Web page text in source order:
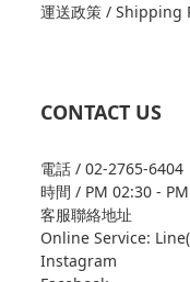
運送政策 / Shipping
CONTACT US
電話 / 02-2765-6404
時間 / PM 02:30 -
客服聯絡地址
Online Service:
Instagram